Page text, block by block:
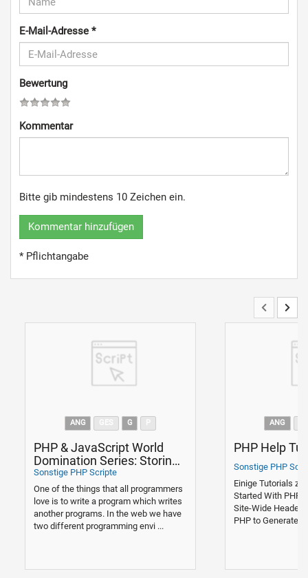
E-Mail-Adresse *
Bewertung
Kommentar
Bitte gib mindestens 10 Zeichen ein.
Kommentar hinzufügen
* Pflichtangabe
ANG G
PHP & JavaScript World
Domination Series: Storing
data in the client.
Sonstige PHP Scripte
One of the things that all programmers
love is to write a program which writes
another programs. In the web we have
two different programming envi ...
ANG
PHP Help
Sonstige PHP
Einige Tutorials zu
Started With PHP
Site-Wide
PHP to Generate